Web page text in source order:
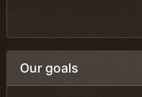
Our goals